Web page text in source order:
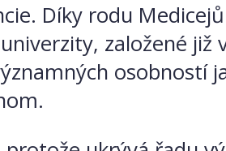
Díky rodu
založené již
osobností